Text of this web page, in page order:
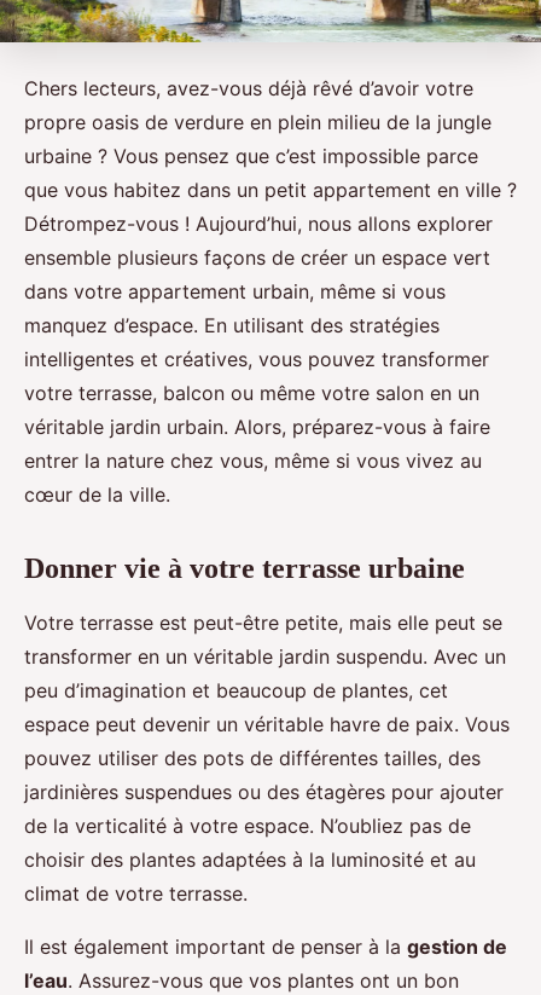
Chers lecteurs, avez-vous déjà rêvé d’avoir votre
propre oasis de verdure en plein milieu de la jungle
urbaine ? Vous pensez que c’est impossible parce
que vous habitez dans un petit appartement en ville ?
Détrompez-vous ! Aujourd’hui, nous allons explorer
ensemble plusieurs façons de créer un espace vert
dans votre appartement urbain, même si vous
manquez d’espace. En utilisant des stratégies
intelligentes et créatives, vous pouvez transformer
votre terrasse, balcon ou même votre salon en un
véritable jardin urbain. Alors, préparez-vous à faire
entrer la nature chez vous, même si vous vivez au
cœur de la ville.
Donner vie à votre terrasse urbaine
Votre terrasse est peut-être petite, mais elle peut se
transformer en un véritable jardin suspendu. Avec un
peu d’imagination et beaucoup de plantes, cet
espace peut devenir un véritable havre de paix. Vous
pouvez utiliser des pots de différentes tailles, des
jardinières suspendues ou des étagères pour ajouter
de la verticalité à votre espace. N’oubliez pas de
choisir des plantes adaptées à la luminosité et au
climat de votre terrasse.
Il est également important de penser à la gestion de
l’eau. Assurez-vous que vos plantes ont un bon